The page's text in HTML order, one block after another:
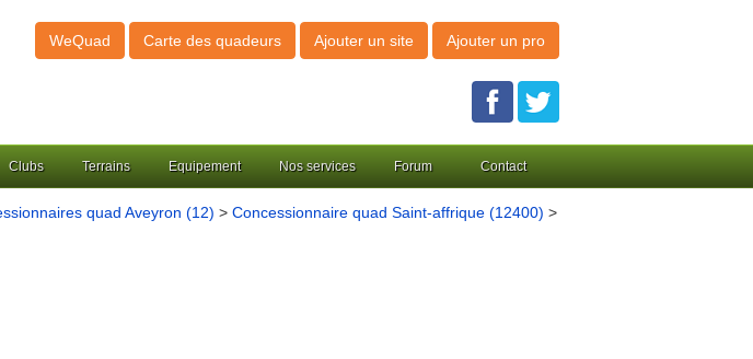
WeQuad Carte des quadeurs Ajouter un site Ajouter un pro
Clubs Terrains Equipement Nos services Forum Contact
quad Aveyron (12) > Concessionnaire quad Saint-affrique (12400) >